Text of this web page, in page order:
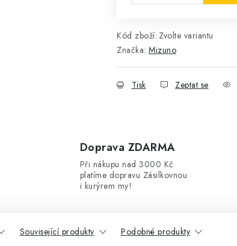
Kód zboží: Zvolte variantu
Značka: Mizuno
Tisk Zeptat se
Doprava ZDARMA
Při nákupu nad 3000 Kč
platíme dopravu Zásilkovnou
i kurýrem my!
Související produkty Podobné produkty